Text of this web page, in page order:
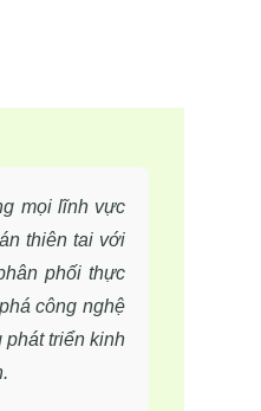
mọi lĩnh vực
thiên tai với
phối thực
công nghệ
phát triển kinh